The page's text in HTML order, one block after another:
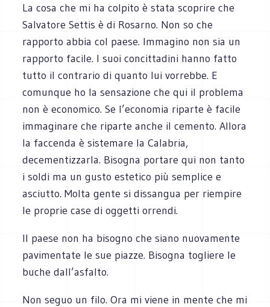
La cosa che mi ha colpito è stata scoprire che
Salvatore Settis è di Rosarno. Non so che
rapporto abbia col paese. Immagino non sia un
rapporto facile. I suoi concittadini hanno fatto
tutto il contrario di quanto lui vorrebbe. E
comunque ho la sensazione che qui il problema
non è economico. Se l’economia riparte è facile
immaginare che riparte anche il cemento. Allora
la faccenda è sistemare la Calabria,
decementizzarla. Bisogna portare qui non tanto
i soldi ma un gusto estetico più semplice e
asciutto. Molta gente si dissangua per riempire
le proprie case di oggetti orrendi.
Il paese non ha bisogno che siano nuovamente
pavimentate le sue piazze. Bisogna togliere le
buche dall’asfalto.
Non seguo un filo. Ora mi viene in mente che mi